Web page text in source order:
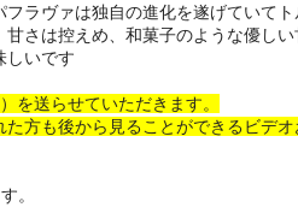
ラヴァは独自の進化を遂げていてト
さは控えめ、和菓子のような優し
しいです
を送らせていただきます。
方も後から見ることができるビデ
。